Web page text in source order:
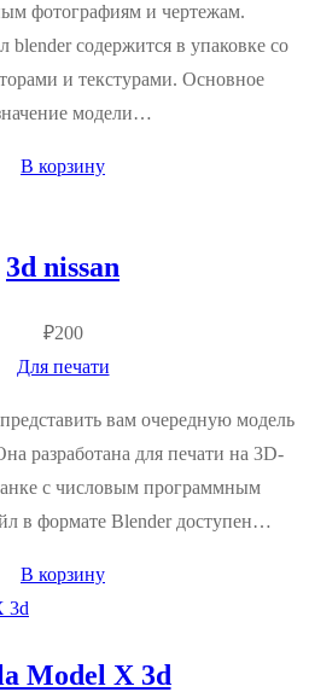
фотографиям и чертежам.
содержится в упаковке со
и текстурами. Основное
модели…
В корзину
3d nissan
₽200
Для печати
вам очередную модель
разработана для печати на 3D-
с числовым программным
в формате Blender доступен…
В корзину
Model X 3d